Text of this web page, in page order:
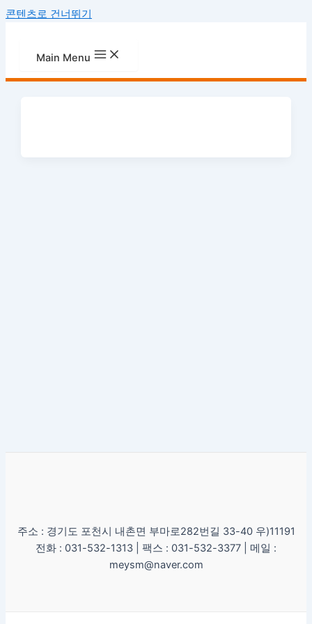
콘텐츠로 건너뛰기
Main Menu
주소 : 경기도 포천시 내촌면 부마로282번길 33-40 우)11191
전화 : 031-532-1313 | 팩스 : 031-532-3377 | 메일 :
meysm@naver.com